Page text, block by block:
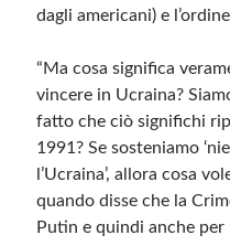
dagli americani) e
“Ma cosa significa
vincere in Ucraina?
fatto che ciò significhi
1991? Se sosteniamo
l’Ucraina’, allora cosa
quando disse che la
Putin e quindi anche per